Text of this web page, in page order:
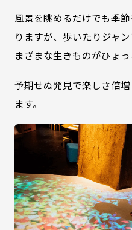
風景を眺めるだけでも季
りますが、歩いたりジャ
まざまな生きものがひょ
予期せぬ発見で楽しさ倍
ます。